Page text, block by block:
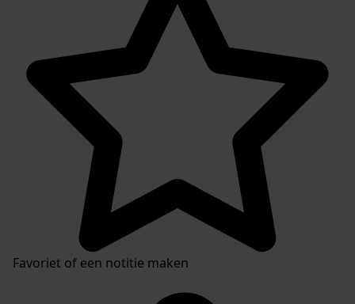
Favoriet of een notitie maken